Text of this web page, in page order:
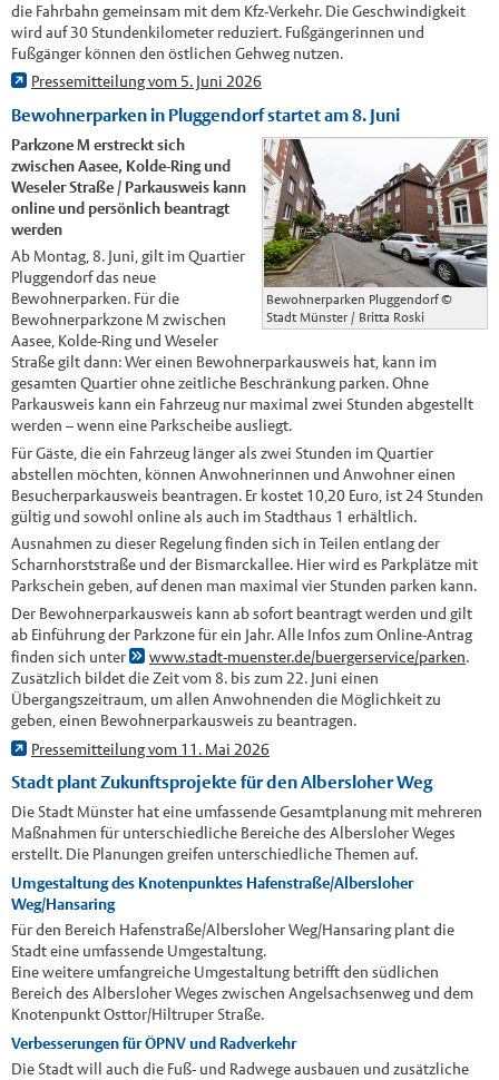
die Fahrbahn gemeinsam mit dem Kfz-Verkehr. Die Geschwindigkeit
wird auf 30 Stundenkilometer reduziert. Fußgängerinnen und
Fußgänger können den östlichen Gehweg nutzen.
Pressemitteilung vom 5. Juni 2026
Bewohnerparken in Pluggendorf startet am 8. Juni
Bewohnerparken Pluggendorf ©
Stadt Münster / Britta Roski
Parkzone M erstreckt sich
zwischen Aasee, Kolde-Ring und
Weseler Straße / Parkausweis kann
online und persönlich beantragt
werden
Ab Montag, 8. Juni, gilt im Quartier
Pluggendorf das neue
Bewohnerparken. Für die
Bewohnerparkzone M zwischen
Aasee, Kolde-Ring und Weseler
Straße gilt dann: Wer einen Bewohnerparkausweis hat, kann im
gesamten Quartier ohne zeitliche Beschränkung parken. Ohne
Parkausweis kann ein Fahrzeug nur maximal zwei Stunden abgestellt
werden – wenn eine Parkscheibe ausliegt.
Für Gäste, die ein Fahrzeug länger als zwei Stunden im Quartier
abstellen möchten, können Anwohnerinnen und Anwohner einen
Besucherparkausweis beantragen. Er kostet 10,20 Euro, ist 24 Stunden
gültig und sowohl online als auch im Stadthaus 1 erhältlich.
Ausnahmen zu dieser Regelung finden sich in Teilen entlang der
Scharnhorststraße und der Bismarckallee. Hier wird es Parkplätze mit
Parkschein geben, auf denen man maximal vier Stunden parken kann.
Der Bewohnerparkausweis kann ab sofort beantragt werden und gilt
ab Einführung der Parkzone für ein Jahr. Alle Infos zum Online-Antrag
finden sich unter
www.stadt-muenster.de/buergerservice/parken.
Zusätzlich bildet die Zeit vom 8. bis zum 22. Juni einen
Übergangszeitraum, um allen Anwohnenden die Möglichkeit zu
geben, einen Bewohnerparkausweis zu beantragen.
Pressemitteilung vom 11. Mai 2026
Stadt plant Zukunftsprojekte für den Albersloher Weg
Die Stadt Münster hat eine umfassende Gesamtplanung mit mehreren
Maßnahmen für unterschiedliche Bereiche des Albersloher Weges
erstellt. Die Planungen greifen unterschiedliche Themen auf.
Umgestaltung des Knotenpunktes Hafenstraße/Albersloher
Weg/Hansaring
Für den Bereich Hafenstraße/Albersloher Weg/Hansaring plant die
Stadt eine umfassende Umgestaltung.
Eine weitere umfangreiche Umgestaltung betrifft den südlichen
Bereich des Albersloher Weges zwischen Angelsachsenweg und dem
Knotenpunkt Osttor/Hiltruper Straße.
Verbesserungen für ÖPNV und Radverkehr
Die Stadt will auch die Fuß- und Radwege ausbauen und zusätzliche